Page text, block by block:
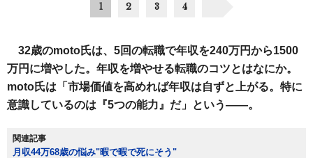
1 2 3 4
32歳のmoto氏は、5回の転職で年収を240万円から1500
万円に増やした。年収を増やせる転職のコツとはなにか。
moto氏は「市場価値を高めれば年収は自ずと上がる。特に
意識しているのは『5つの能力』だ」という――。
関連記事
月収44万68歳の悩み"暇で暇で死にそう"